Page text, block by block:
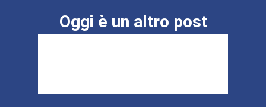
Oggi è un altro post